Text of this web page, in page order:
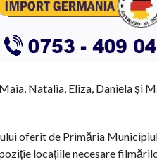
Natalia, Eliza, Daniela și
oferit de Primăria
locațiile necesare